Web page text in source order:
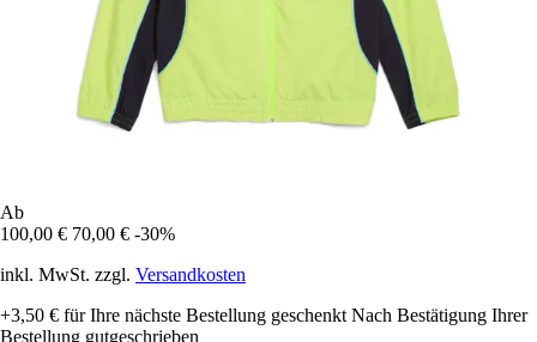
Ab
100,00 € 70,00 € -30%
inkl. MwSt. zzgl. Versandkosten
+3,50 € für Ihre nächste Bestellung geschenkt Nach Bestätigung Ihrer
Bestellung gutgeschrieben